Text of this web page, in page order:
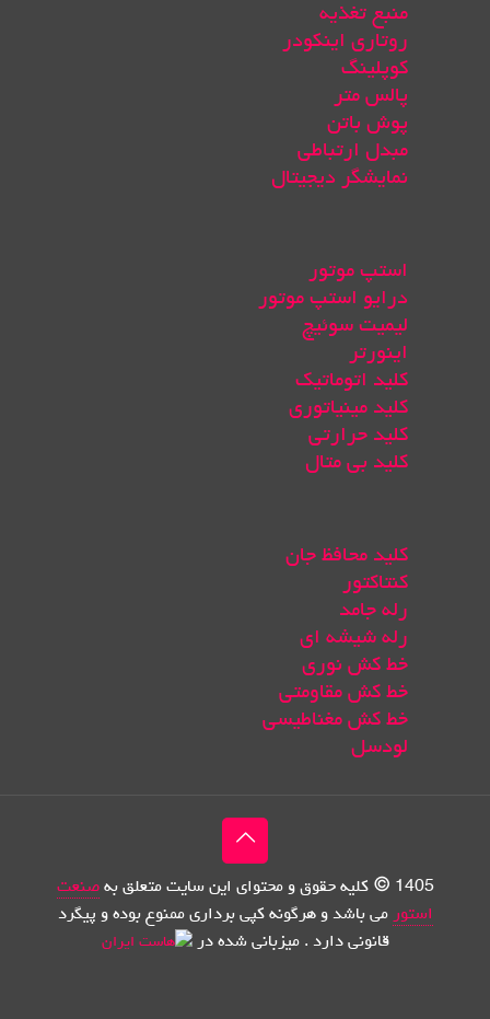
منبع تغذیه
روتاری اینکودر
کوپلینگ
پالس متر
پوش باتن
مبدل ارتباطی
نمایشگر دیجیتال
استپ موتور
درایو استپ موتور
لیمیت سوئیچ
اینورتر
کلید اتوماتیک
کلید مینیاتوری
کلید حرارتی
کلید بی متال
کلید محافظ جان
کنتاکتور
رله جامد
رله شیشه ای
خط کش نوری
خط کش مقاومتی
خط کش مغناطیسی
لودسل
1405 © کلیه حقوق و محتوای این سایت متعلق به
صنعت
استور می باشد و هرگونه کپی برداری ممنوع بوده و پیگرد
قانونی دارد . میزبانی شده در